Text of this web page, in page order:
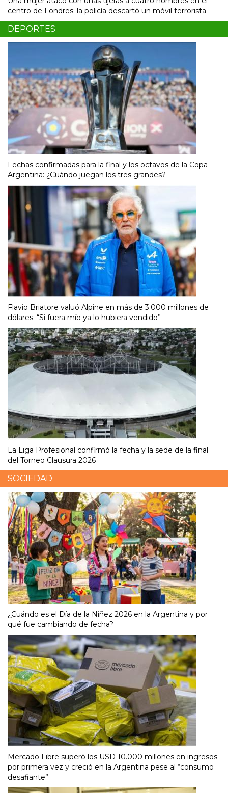
centro de Londres: la policía descartó un móvil terrorista
DEPORTES
Fechas confirmadas para la final y los octavos de la Copa
Argentina: ¿Cuándo juegan los tres grandes?
Flavio Briatore valuó Alpine en más de 3.000 millones de
dólares: “Si fuera mío ya lo hubiera vendido”
La Liga Profesional confirmó la fecha y la sede de la final
del Torneo Clausura 2026
SOCIEDAD
¿Cuándo es el Día de la Niñez 2026 en la Argentina y por
qué fue cambiando de fecha?
Mercado Libre superó los USD 10.000 millones en ingresos
por primera vez y creció en la Argentina pese al “consumo
desafiante”